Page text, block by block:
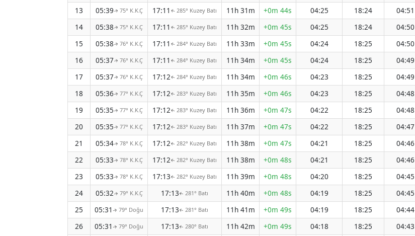
13
05:39↑ 75° K.K.Ç 17:11 ↑ 285° Kuzey Batı 11h 31m +0m 44s 04:25 18:24 04:51
14
05:38↑ 75° K.K.Ç 17:11 ↑ 285° Kuzey Batı 11h 32m +0m 45s 04:25 18:24 04:50
15
05:38↑ 76° K.K.Ç 17:11 ↑ 284° Kuzey Batı 11h 33m +0m 45s 04:24 18:25 04:50
16
05:37↑ 76° K.K.Ç 17:11 ↑ 284° Kuzey Batı 11h 34m +0m 45s 04:24 18:25 04:49
17
05:37↑ 76° K.K.Ç 17:12↑ 284° Kuzey Batı 11h 34m +0m 46s 04:23 18:25 04:49
18
05:36↑ 77° K.K.Ç 17:12↑ 283° Kuzey Batı 11h 35m +0m 46s 04:23 18:25 04:48
19
05:35↑ 77° K.K.Ç 17:12↑ 283° Kuzey Batı 11h 36m +0m 47s 04:22 18:25 04:48
20
05:35↑ 77° K.K.Ç 17:12↑ 283° Kuzey Batı 11h 37m +0m 47s 04:22 18:25 04:47
21
05:34↑ 78° K.K.Ç 17:12↑ 282° Kuzey Batı 11h 38m +0m 47s 04:21 18:25 04:46
22
05:33↑ 78° K.K.Ç 17:12↑ 282° Kuzey Batı 11h 38m +0m 48s 04:21 18:25 04:46
23
05:33↑ 78° K.K.Ç 17:13↑ 282° Kuzey Batı 11h 39m +0m 48s 04:20 18:25 04:45
24
05:32↑ 79° K.K.Ç 17:13↑ 281° Batı 11h 40m +0m 48s 04:19 18:25 04:45
25
05:31 ↑ 79° Doğu 17:13↑ 281° Batı 11h 41m +0m 49s 04:19 18:25 04:44
26
05:31 ↑ 79° Doğu 17:13↑ 280° Batı 11h 42m +0m 49s 04:18 18:25 04:43